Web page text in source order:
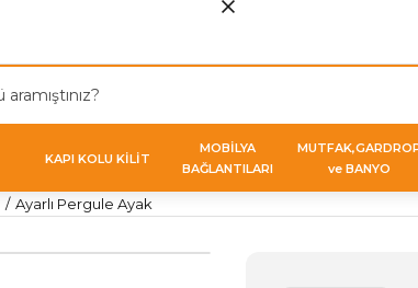
KAPI KOLU KİLİT
MOBİLYA
BAĞLANTILARI
ve BANYO
Ayarlı Pergule Ayak